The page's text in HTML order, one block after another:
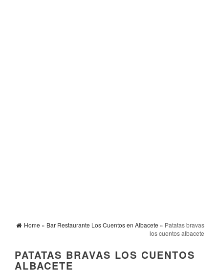
Home » Bar Restaurante Los Cuentos en Albacete » Patatas bravas
los cuentos albacete
PATATAS BRAVAS LOS CUENTOS
ALBACETE